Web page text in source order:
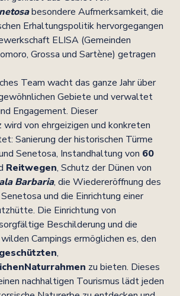
besondere Aufmerksamkeit, die
Erhaltungspolitik hervorgegangen
ELISA (Gemeinden
Grossa und Sartène) getragen
Team wacht das ganze Jahr über
Gebiete und verwaltet
Engagement. Dieser
von ehrgeizigen und konkreten
Sanierung der historischen Türme
Senetosa, Instandhaltung von 60
Reitwegen, Schutz der Dünen von
Barbaria, die Wiedereröffnung des
und die Einrichtung einer
Die Einrichtung von
Beschilderung und die
Campings ermöglichen es, den
geschützten,
Naturrahmen zu bieten. Dieses
nachhaltigen Tourismus lädt jeden